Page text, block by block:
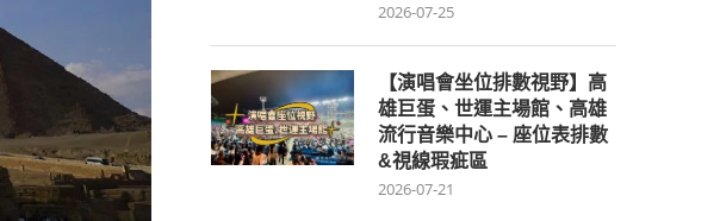
2026-07-25
【演唱會坐位排數視野】高
雄巨蛋、世運主場館、高雄
流行音樂中心 – 座位表排數
&視線瑕疵區
2026-07-21